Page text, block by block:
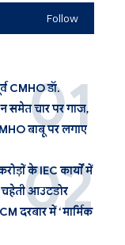
Follow
CMHO डॉ.
समेत चार पर गाज,
बाबू पर लगाए
के IEC कार्यों में
चहेती आउटडोर
दरबार में ‘मार्मिक